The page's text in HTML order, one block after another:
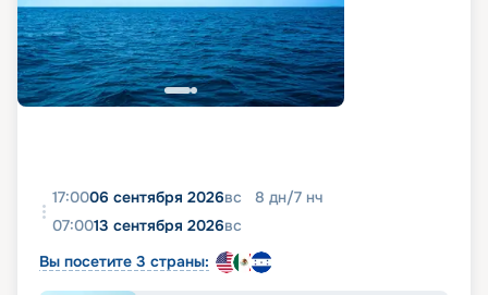
17:0006 сентября 2026вс 8 дн/7 нч
07:0013 сентября 2026вс
Вы посетите 3 страны: